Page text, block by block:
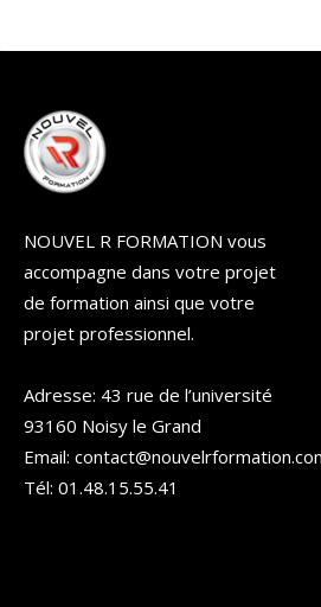
NOUVEL R FORMATION vous
accompagne dans votre projet
de formation ainsi que votre
projet professionnel.
Adresse: 43 rue de l’université
93160 Noisy le Grand
Email:
Tél: 01.48.15.55.41